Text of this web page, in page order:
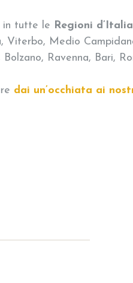
in tutte le Regioni d’Italia
Viterbo, Medio
Ravenna, Bari,
dai un’occhiata ai